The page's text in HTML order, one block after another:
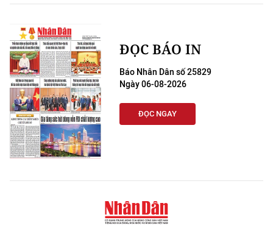
ĐỌC BÁO IN
Báo Nhân Dân số 25829
Ngày 06-08-2026
ĐỌC NGAY